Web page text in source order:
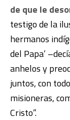
de que le
testigo de la
hermanos
del Papa’
anhelos y
juntos, con
misioneras,
Cristo”.